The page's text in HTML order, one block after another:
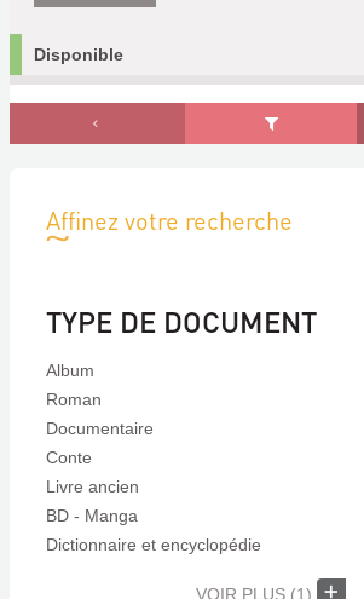
Disponible
Affinez votre recherche
TYPE DE DOCUMENT
Album
Roman
Documentaire
Conte
Livre ancien
BD - Manga
Dictionnaire et encyclopédie
VOIR PLUS (1)